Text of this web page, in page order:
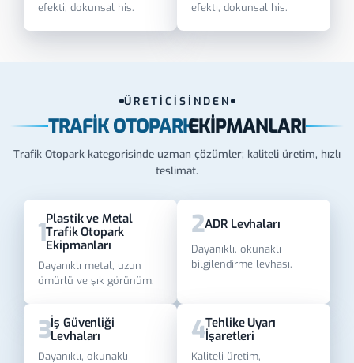
efekti, dokunsal his.
efekti, dokunsal his.
ÜRETİCİSİNDEN
TRAFIK OTOPARKEKIPMANLARI
Trafik Otopark kategorisinde uzman çözümler; kaliteli üretim, hızlı
teslimat.
1Plastik ve Metal
Trafik Otopark
Ekipmanları
Dayanıklı metal, uzun
ömürlü ve şık görünüm.
2ADR Levhaları
Dayanıklı, okunaklı
bilgilendirme levhası.
3İş Güvenliği
Levhaları
Dayanıklı, okunaklı
4Tehlike Uyarı
İşaretleri
Kaliteli üretim,